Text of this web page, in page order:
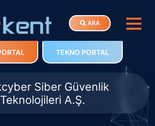
ARA
TEKNO PORTAL
Siber Güvenlik
Teknolojileri A.Ş.